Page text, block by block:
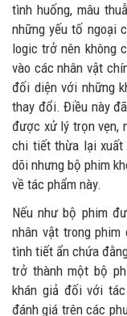
tình huống, mâu
những yếu tố ngoại
logic trở nên không
vào các nhân vật
đối diện với những
thay đổi. Điều này
được xử lý trọn vẹn,
chi tiết thừa lại xuất
dõi nhưng bộ phim
về tác phẩm này.
Nếu như bộ phim
nhân vật trong
tình tiết ẩn chứa
trở thành một bộ
khán giả đối với
đánh giá trên các